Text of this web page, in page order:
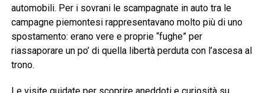
automobili. Per i sovrani le scampagnate in auto tra le
campagne piemontesi rappresentavano molto più di uno
spostamento: erano vere e proprie “fughe” per
riassaporare un po’ di quella libertà perduta con l’ascesa al
trono.